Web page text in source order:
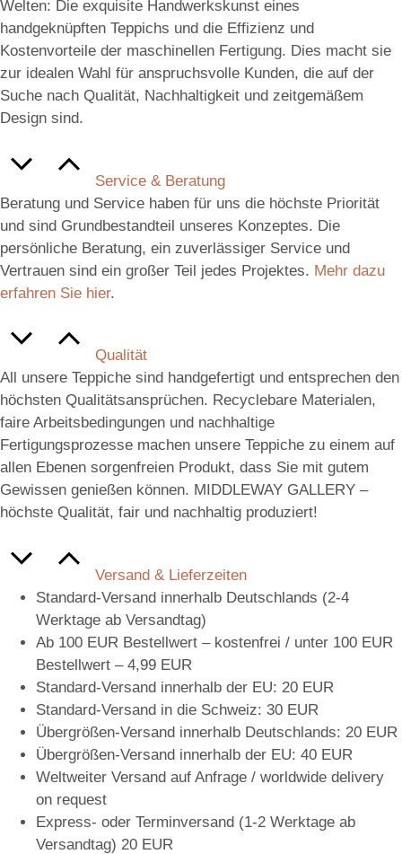
Welten: Die exquisite Handwerkskunst eines
handgeknüpften Teppichs und die Effizienz und
Kostenvorteile der maschinellen Fertigung. Dies macht sie
zur idealen Wahl für anspruchsvolle Kunden, die auf der
Suche nach Qualität, Nachhaltigkeit und zeitgemäßem
Design sind.
Service & Beratung
Beratung und Service haben für uns die höchste Priorität
und sind Grundbestandteil unseres Konzeptes. Die
persönliche Beratung, ein zuverlässiger Service und
Vertrauen sind ein großer Teil jedes Projektes. Mehr dazu
erfahren Sie hier.
Qualität
All unsere Teppiche sind handgefertigt und entsprechen den
höchsten Qualitätsansprüchen. Recyclebare Materialen,
faire Arbeitsbedingungen und nachhaltige
Fertigungsprozesse machen unsere Teppiche zu einem auf
allen Ebenen sorgenfreien Produkt, dass Sie mit gutem
Gewissen genießen können. MIDDLEWAY GALLERY –
höchste Qualität, fair und nachhaltig produziert!
Versand & Lieferzeiten
Standard-Versand innerhalb Deutschlands (2-4
Werktage ab Versandtag)
Ab 100 EUR Bestellwert – kostenfrei / unter 100 EUR
Bestellwert – 4,99 EUR
Standard-Versand innerhalb der EU: 20 EUR
Standard-Versand in die Schweiz: 30 EUR
Übergrößen-Versand innerhalb Deutschlands: 20 EUR
Übergrößen-Versand innerhalb der EU: 40 EUR
Weltweiter Versand auf Anfrage / worldwide delivery
on request
Express- oder Terminversand (1-2 Werktage ab
Versandtag) 20 EUR